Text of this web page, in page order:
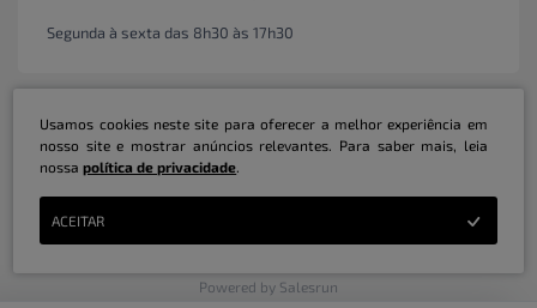
Segunda à sexta das 8h30 às 17h30
Marketplace B2B Serviços Inteligentes Ltda | CNPJ: 31.415.786/0001-31 | ©
Powered by Salesrun
Usamos cookies neste site para oferecer a melhor experiência em
nosso site e mostrar anúncios relevantes. Para saber mais, leia
nossapolítica de privacidade.
ACEITAR